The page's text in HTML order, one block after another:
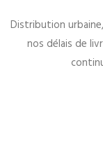
Distribution
nos délais de